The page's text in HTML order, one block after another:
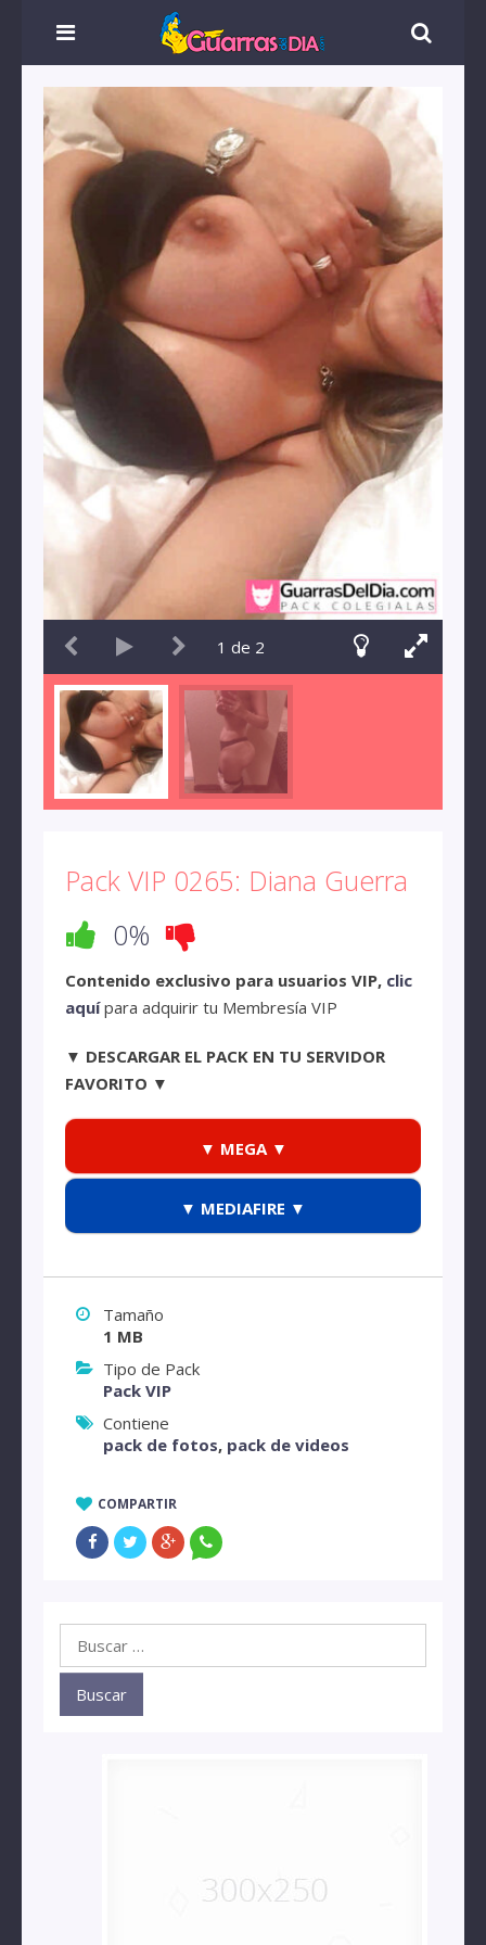
1 de 2
Pack VIP 0265: Diana Guerra
0%
Contenido exclusivo para usuarios VIP, clic
aquípara adquirir tu Membresía VIP
▼ DESCARGAR EL PACK EN TU SERVIDOR
FAVORITO ▼
▼ MEGA ▼
▼ MEDIAFIRE ▼
Tamaño
1 MB
Tipo de Pack
Pack VIP
Contiene
pack de fotos, pack de videos
COMPARTIR